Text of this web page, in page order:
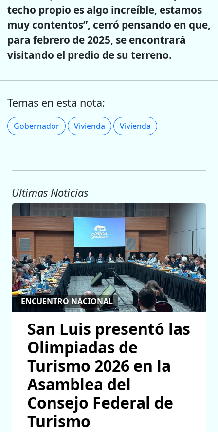
techo propio es algo increíble, estamos
muy contentos”, cerró pensando en que,
para febrero de 2025, se encontrará
visitando el predio de su terreno.
Temas en esta nota:
Gobernador Vivienda Vivienda
Ultimas Noticias
ENCUENTRO NACIONAL
San Luis presentó las
Olimpiadas de
Turismo 2026 en la
Asamblea del
Consejo Federal de
Turismo